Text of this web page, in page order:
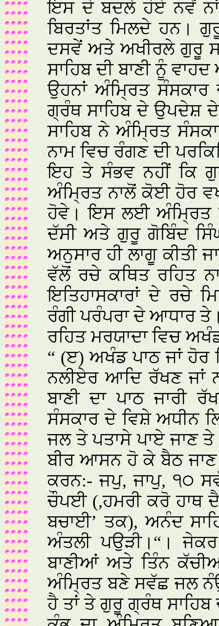
ਇਸ ਦੇ ਬਦਲੇ ਹੋਏ ਨਵੇਂ
ਬਿਰਤਾਂਤ ਮਿਲਦੇ ਹਨ।
ਦਸਵੇਂ ਅਤੇ ਅਖੀਰਲੇ ਗੁਰੂ
ਸਾਹਿਬ ਦੀ ਬਾਣੀ ਨੂੰ
ਉਹਨਾਂ ਅੰਮ੍ਰਿਤ
ਗ੍ਰੰਥ ਸਾਹਿਬ ਦੇ ਉਪਦੇਸ਼
ਸਾਹਿਬ ਨੇ ਅੰਮ੍ਰਿਤ
ਨਾਮ ਵਿਚ ਰੰਗਣ ਦੀ
ਇਹ ਤੇ ਸੰਭਵ ਨਹੀਂ ਕਿ
ਅੰਮ੍ਰਿਤ ਨਾਲੋਂ ਕੋਈ ਹੋਰ
ਹੋਵੇ। ਇਸ ਲਈ ਅੰਮ੍ਰਿਤ
ਦੱਸੀ ਅਤੇ ਗੁਰੂ ਗੋਬਿੰਦ
ਅਨੁਸਾਰ ਹੀ ਲਾਗੂ ਕੀਤੀ
ਵੱਲੋਂ ਰਚੇ ਕਥਿਤ ਰਹਿਤ
ਇਤਿਹਾਸਕਾਰਾਂ ਦੇ ਰਚੇ
ਰੰਗੀ ਪਰੰਪਰਾ ਦੇ ਆਧਾਰ
ਰਹਿਤ ਮਰਯਾਦਾ ਵਿਚ
“ (ੲ) ਅਖੰਡ ਪਾਠ ਜਾਂ ਹੋਰ
ਨਲੀਏਰ ਆਦਿ ਰੱਖਣ ਜਾਂ
ਬਾਣੀ ਦਾ ਪਾਠ ਜਾਰੀ
ਸੰਸਕਾਰ ਦੇ ਵਿਸ਼ੇ ਅਧੀਨ
ਜਲ ਤੇ ਪਤਾਸੇ ਪਾਏ ਜਾਣ
ਬੀਰ ਆਸਨ ਹੋ ਕੇ ਬੈਠ
ਕਰਨ:- ਜਪੁ, ਜਾਪੁ, ੧੦
ਚੌਪਈ (,ਹਮਰੀ ਕਰੋ ਹਾਥ
ਬਚਾਈ’ ਤਕ), ਅਨੰਦ
ਅੰਤਲੀ ਪਉੜੀ।“।
ਬਾਣੀਆਂ ਅਤੇ ਤਿੰਨ
ਅੰਮ੍ਰਿਤ ਬਣੇ ਸਵੱਛ ਜਲ
ਹੈ ਤਾਂ ਤੇ ਗੁਰੂ ਗ੍ਰੰਥ ਸਾਹਿਬ